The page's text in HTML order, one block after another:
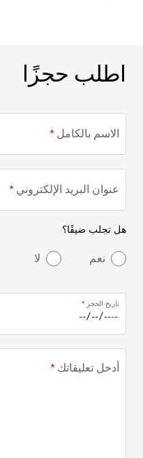
اطلب حجزًا
اطلب حجزًا
الاسم بالكامل
عنوان البريد الإلكتروني
هل تجلب ضيفًا؟
نعم لا
تاريخ الحجز
أدخل تعليقاتك